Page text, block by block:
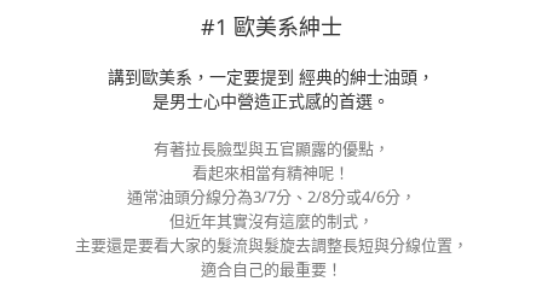
#1 歐美系紳士
講到歐美系，一定要提到 經典的紳士油頭，
是男士心中營造正式感的首選。
有著拉長臉型與五官顯露的優點，
看起來相當有精神呢！
通常油頭分線分為3/7分、2/8分或4/6分，
但近年其實沒有這麼的制式，
主要還是要看大家的髮流與髮旋去調整長短與分線位置，
適合自己的最重要！